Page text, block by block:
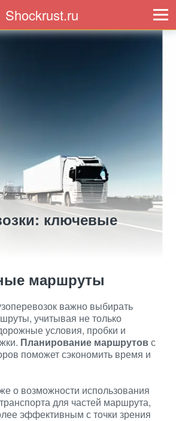
Shockrust.ru
ключевые
маршруты
важно выбирать
учитывая не только
условия, пробки и
Планирование маршрутовс
поможет сэкономить время и
о возможности использования
для частей маршрута,
эффективным с точки зрения